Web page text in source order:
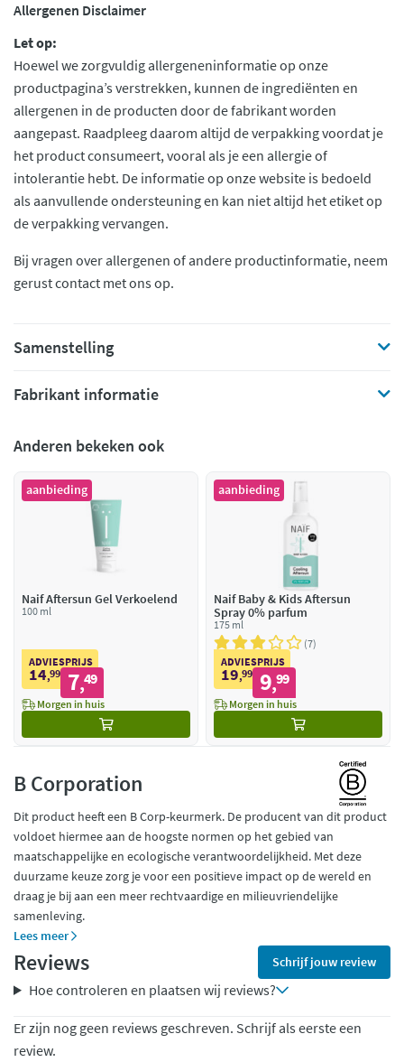
Allergenen Disclaimer
Let op:
Hoewel we zorgvuldig allergeneninformatie op onze
productpagina’s verstrekken, kunnen de ingrediënten en
allergenen in de producten door de fabrikant worden
aangepast. Raadpleeg daarom altijd de verpakking voordat je
het product consumeert, vooral als je een allergie of
intolerantie hebt. De informatie op onze website is bedoeld
als aanvullende ondersteuning en kan niet altijd het etiket op
de verpakking vervangen.
Bij vragen over allergenen of andere productinformatie, neem
gerust contact met ons op.
Samenstelling
Fabrikant informatie
Anderen bekeken ook
aanbieding
Naif Aftersun Gel Verkoelend
100 ml
ADVIESPRIJS
14,99 7,49
Morgen in huis
aanbieding
Naif Baby & Kids Aftersun
Spray 0% parfum
175 ml
7
ADVIESPRIJS
19,99 9,99
Morgen in huis
B Corporation
Dit product heeft een B Corp-keurmerk. De producent van dit product
voldoet hiermee aan de hoogste normen op het gebied van
maatschappelijke en ecologische verantwoordelijkheid. Met deze
duurzame keuze zorg je voor een positieve impact op de wereld en
draag je bij aan een meer rechtvaardige en milieuvriendelijke
samenleving.
Lees meer
Reviews Schrijf jouw review
Hoe controleren en plaatsen wij reviews?
Er zijn nog geen reviews geschreven. Schrijf als eerste een
review.